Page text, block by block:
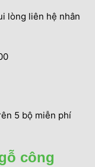
lòng liên hệ nhân
5 bộ miễn phí
công